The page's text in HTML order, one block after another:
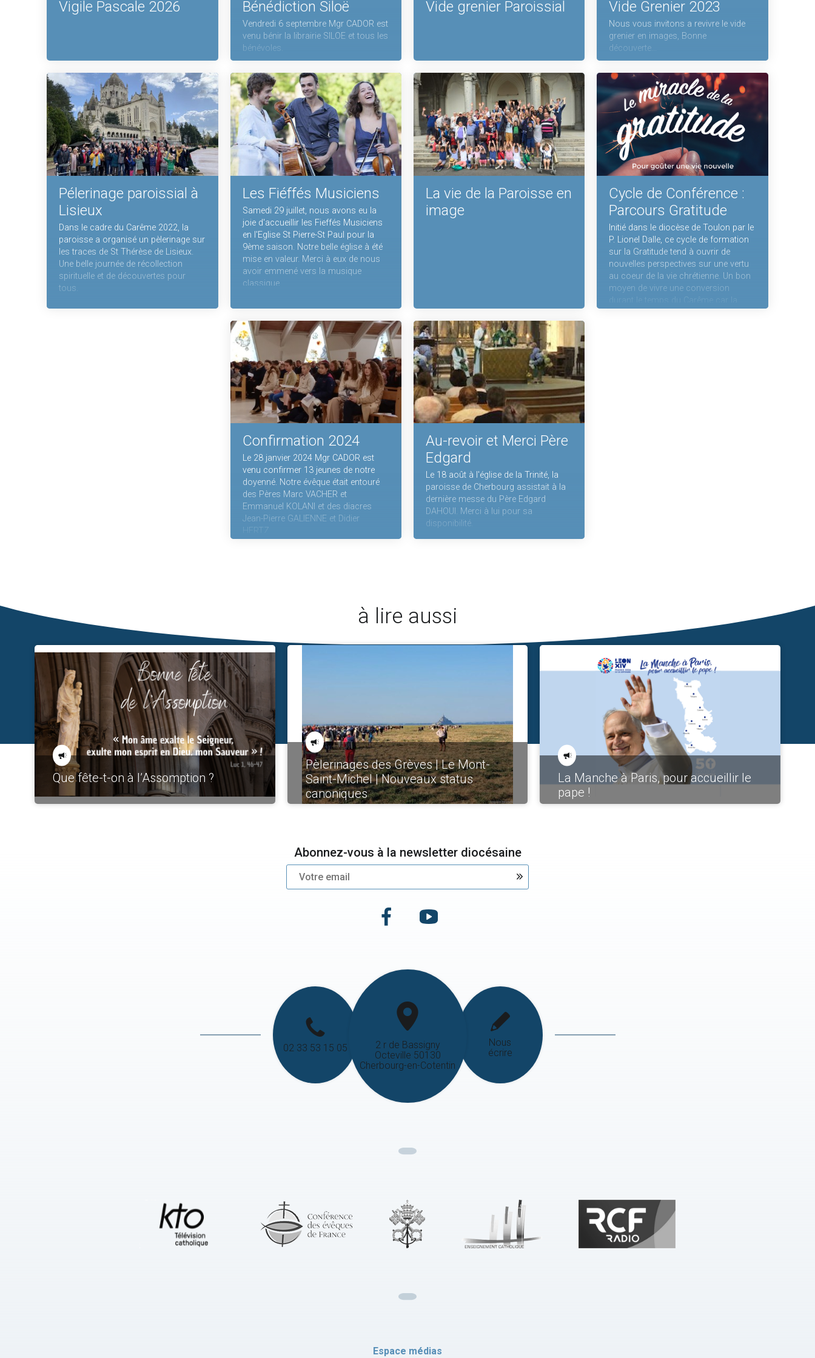
Vigile Pascale 2026 Bénédiction Siloë
Vendredi 6 septembre Mgr CADOR est
venu bénir la librairie SILOE et tous les
bénévoles.
Vide grenier Paroissial Vide Grenier 2023
Nous vous invitons a revivre le vide
grenier en images, Bonne
découverte...
Pélerinage paroissial à
Lisieux
Dans le cadre du Carême 2022, la
paroisse a organisé un pèlerinage sur
les traces de St Thérèse de Lisieux.
Une belle journée de récollection
spirituelle et de découvertes pour
tous.
Les Fiéffés Musiciens
Samedi 29 juillet, nous avons eu la
joie d'accueillir les Fieffés Musiciens
en l'Eglise St Pierre-St Paul pour la
9ème saison. Notre belle église à été
mise en valeur. Merci à eux de nous
avoir emmené vers la musique
classique.
La vie de la Paroisse en
image
Cycle de Conférence :
Parcours Gratitude
Initié dans le diocèse de Toulon par le
P. Lionel Dalle, ce cycle de formation
sur la Gratitude tend à ouvrir de
nouvelles perspectives sur une vertu
au coeur de la vie chrétienne. Un bon
moyen de vivre une conversion
durant le temps du Carême car la
Confirmation 2024
Le 28 janvier 2024 Mgr CADOR est
venu confirmer 13 jeunes de notre
doyenné. Notre évêque était entouré
des Pères Marc VACHER et
Emmanuel KOLANI et des diacres
Jean-Pierre GALIENNE et Didier
HERTZ.
Au-revoir et Merci Père
Edgard
Le 18 août à l'église de la Trinité, la
paroisse de Cherbourg assistait à la
dernière messe du Père Edgard
DAHOUI. Merci à lui pour sa
disponibilité.
à lire aussi
Que fête-t-on à l’Assomption ?
Pèlerinages des Grèves | Le Mont-
Saint-Michel | Nouveaux status
canoniques
La Manche à Paris, pour accueillir le
pape !
Abonnez-vous à la newsletter diocésaine
02 33 53 15 05
Nous
écrire
2 r de Bassigny
Octeville 50130
Cherbourg-en-Cotentin
Espace médias